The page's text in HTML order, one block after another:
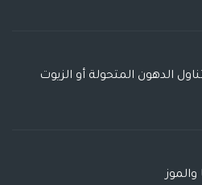
الدهون المتحولة أو الزيوت